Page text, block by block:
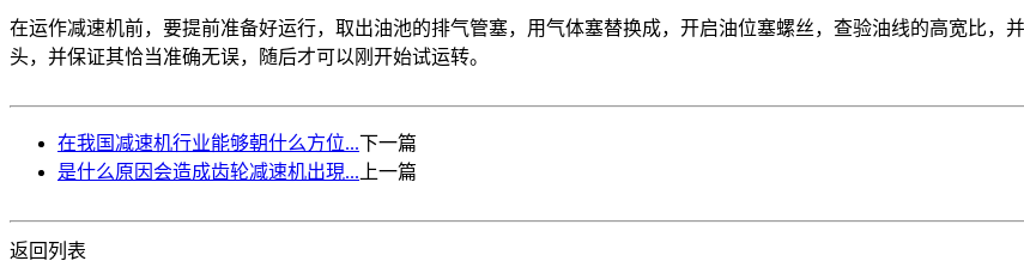
在运作减速机前，要提前准备好运行，取出油池的排气管塞，用气体塞替换成，开启油位塞螺丝，查验油线的高宽比，
头，并保证其恰当准确无误，随后才可以刚开始试运转。
在我国减速机行业能够朝什么方位...下一篇
是什么原因会造成齿轮减速机出現... 上一篇
返回列表